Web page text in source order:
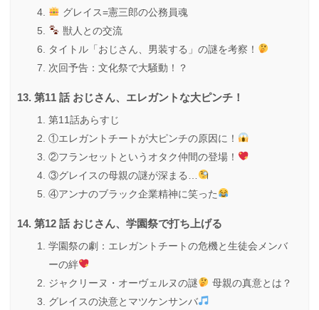
グレイス=憲三郎の公務員魂
獣人との交流
タイトル「おじさん、男装する」の謎を考察！
次回予告：文化祭で大騒動！？
第11 話 おじさん、エレガントな大ピンチ！
第11話あらすじ
①エレガントチートが大ピンチの原因に！
②フランセットというオタク仲間の登場！
③グレイスの母親の謎が深まる…
④アンナのブラック企業精神に笑った
第12 話 おじさん、学園祭で打ち上げる
学園祭の劇：エレガントチートの危機と生徒会メンバ
ーの絆
ジャクリーヌ・オーヴェルヌの謎
母親の真意とは？
グレイスの決意とマツケンサンバ